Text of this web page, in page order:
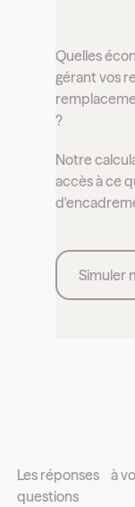
Quelles
gérant vos
?
Notre
accès à ce
Simuler
Les réponses à
questions